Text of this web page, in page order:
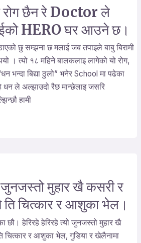
रोग छैन रे Doctor ले
HERO घर आउने छ।
छु सम्झना छ मलाई जब तपाइले बाबु बिरामी
। त्यो १८ महिने बालकलाइ लागेको यो रोग,
भन्दा बिद्या ठुलो” भनेर School मा पढेका
धन ले अल्झाउदो रैछ मान्छेलाइ जसरि
हामी
जुनजस्तो मुहार खै कसरी र
चित्कार र आशुका भेल।
हेरिरहे हेरिरहे त्यो जुनजस्तो मुहार खै
चित्कार र आशुका भेल, गुडिया र खेलैनामा